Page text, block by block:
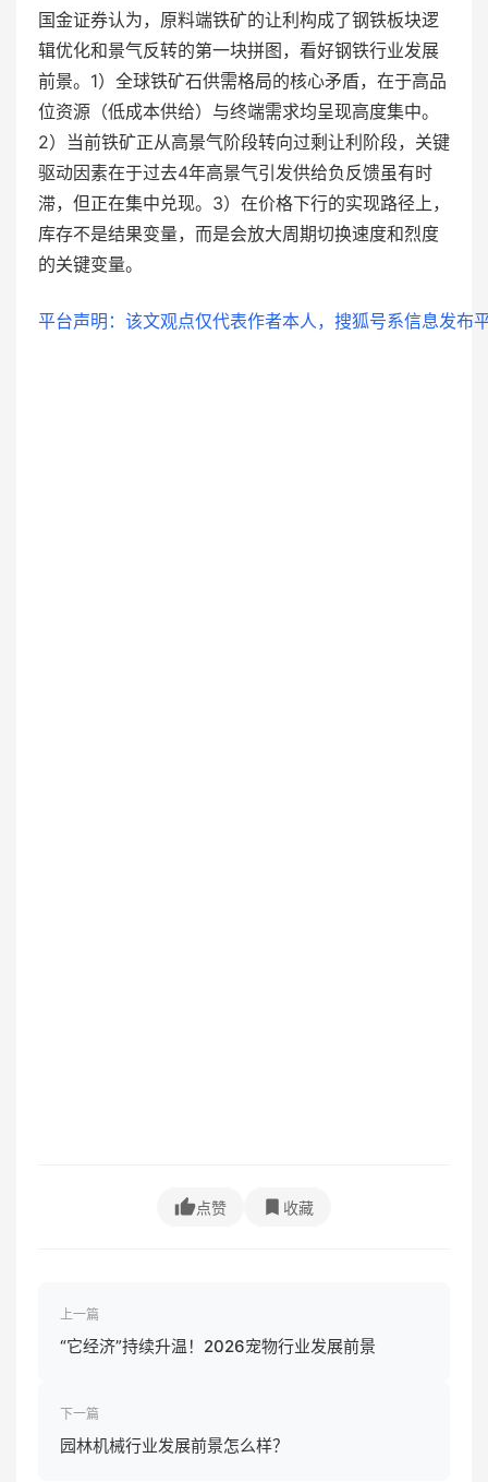
国金证券认为，原料端铁矿的让利构成了钢铁板块逻
辑优化和景气反转的第一块拼图，看好钢铁行业发展
前景。1）全球铁矿石供需格局的核心矛盾，在于高品
位资源（低成本供给）与终端需求均呈现高度集中。
2）当前铁矿正从高景气阶段转向过剩让利阶段，关键
驱动因素在于过去4年高景气引发供给负反馈虽有时
滞，但正在集中兑现。3）在价格下行的实现路径上，
库存不是结果变量，而是会放大周期切换速度和烈度
的关键变量。
平台声明：该文观点仅代表作者本人，搜狐号系信息发布
点赞 收藏
上一篇
“它经济”持续升温！2026宠物行业发展前景
下一篇
园林机械行业发展前景怎么样？